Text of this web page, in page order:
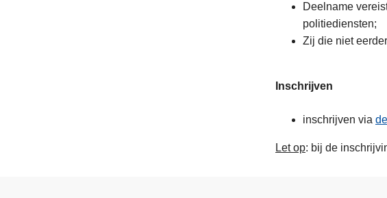
Deelname
politiediensten;
Zij die niet
Inschrijven
inschrijven via
Let op: bij de